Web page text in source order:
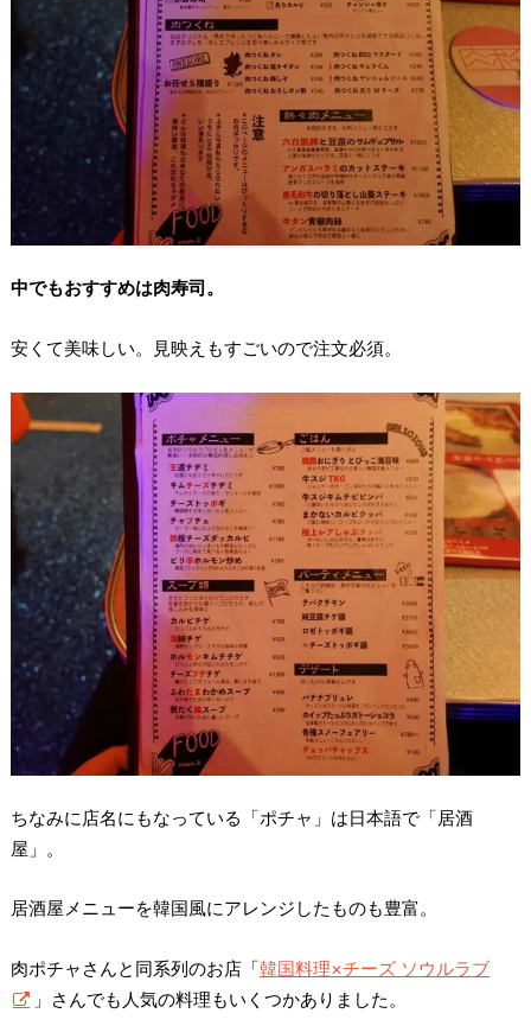
中でもおすすめは肉寿司。
安くて美味しい。見映えもすごいので注文必須。
ちなみに店名にもなっている「ポチャ」は日本語で「居酒
屋」。
居酒屋メニューを韓国風にアレンジしたものも豊富。
肉ポチャさんと同系列のお店「韓国料理×チーズ ソウルラブ
」さんでも人気の料理もいくつかありました。